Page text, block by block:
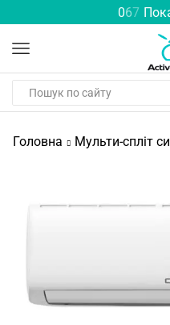
067
Головна Мульти-спліт